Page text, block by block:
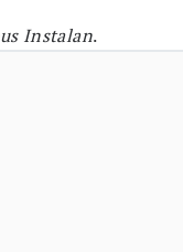
Instalan.